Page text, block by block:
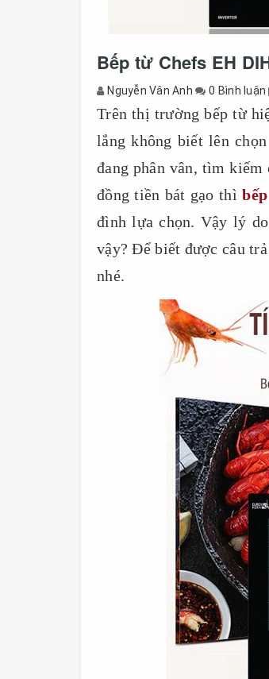
Bếp từ Chefs EH
Nguyễn Vân Anh 0 Bình luận
Trên thị trường bếp từ
lắng không biết lên
đang phân vân, tìm
đồng tiền bát gạo thì
đình lựa chọn. Vậy lý
vậy? Để biết được câu
nhé.